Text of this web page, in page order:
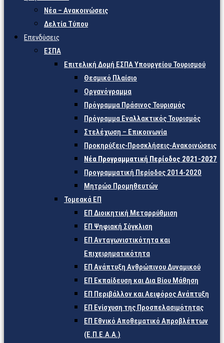
Νέα – Ανακοινώσεις
Δελτία Τύπου
Επενδύσεις
ΕΣΠΑ
Επιτελική Δομή ΕΣΠΑ Υπουργείου Τουρισμού
Θεσμικό Πλαίσιο
Οργανόγραμμα
Πρόγραμμα Πράσινος Τουρισμός
Πρόγραμμα Εναλλακτικός Τουρισμός
Στελέχωση – Επικοινωνία
Προκηρύξεις-Προσκλήσεις-Ανακοινώσεις
Νέα Προγραμματική Περίοδος 2021-2027
Προγραμματική Περίοδος 2014-2020
Μητρώο Προμηθευτών
Τομεακά ΕΠ
ΕΠ Διοικητική Μεταρρύθμιση
ΕΠ Ψηφιακή Σύγκλιση
ΕΠ Ανταγωνιστικότητα και
Επιχειρηματικότητα
ΕΠ Ανάπτυξη Ανθρώπινου Δυναμικού
ΕΠ Εκπαίδευση και Δια Βίου Μάθηση
ΕΠ Περιβάλλον και Αειφόρος Ανάπτυξη
ΕΠ Ενίσχυση της Προσπελασιμότητας
ΕΠ Εθνικό Αποθεματικό Απροβλέπτων
(Ε.Π.Ε.Α.Α.)